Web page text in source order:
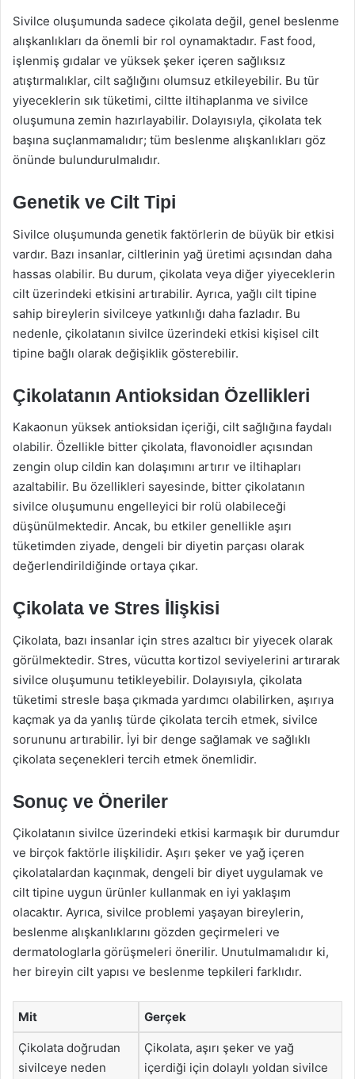
Sivilce oluşumunda sadece çikolata değil, genel beslenme
alışkanlıkları da önemli bir rol oynamaktadır. Fast food,
işlenmiş gıdalar ve yüksek şeker içeren sağlıksız
atıştırmalıklar, cilt sağlığını olumsuz etkileyebilir. Bu tür
yiyeceklerin sık tüketimi, ciltte iltihaplanma ve sivilce
oluşumuna zemin hazırlayabilir. Dolayısıyla, çikolata tek
başına suçlanmamalıdır; tüm beslenme alışkanlıkları göz
önünde bulundurulmalıdır.
Genetik ve Cilt Tipi
Sivilce oluşumunda genetik faktörlerin de büyük bir etkisi
vardır. Bazı insanlar, ciltlerinin yağ üretimi açısından daha
hassas olabilir. Bu durum, çikolata veya diğer yiyeceklerin
cilt üzerindeki etkisini artırabilir. Ayrıca, yağlı cilt tipine
sahip bireylerin sivilceye yatkınlığı daha fazladır. Bu
nedenle, çikolatanın sivilce üzerindeki etkisi kişisel cilt
tipine bağlı olarak değişiklik gösterebilir.
Çikolatanın Antioksidan Özellikleri
Kakaonun yüksek antioksidan içeriği, cilt sağlığına faydalı
olabilir. Özellikle bitter çikolata, flavonoidler açısından
zengin olup cildin kan dolaşımını artırır ve iltihapları
azaltabilir. Bu özellikleri sayesinde, bitter çikolatanın
sivilce oluşumunu engelleyici bir rolü olabileceği
düşünülmektedir. Ancak, bu etkiler genellikle aşırı
tüketimden ziyade, dengeli bir diyetin parçası olarak
değerlendirildiğinde ortaya çıkar.
Çikolata ve Stres İlişkisi
Çikolata, bazı insanlar için stres azaltıcı bir yiyecek olarak
görülmektedir. Stres, vücutta kortizol seviyelerini artırarak
sivilce oluşumunu tetikleyebilir. Dolayısıyla, çikolata
tüketimi stresle başa çıkmada yardımcı olabilirken, aşırıya
kaçmak ya da yanlış türde çikolata tercih etmek, sivilce
sorununu artırabilir. İyi bir denge sağlamak ve sağlıklı
çikolata seçenekleri tercih etmek önemlidir.
Sonuç ve Öneriler
Çikolatanın sivilce üzerindeki etkisi karmaşık bir durumdur
ve birçok faktörle ilişkilidir. Aşırı şeker ve yağ içeren
çikolatalardan kaçınmak, dengeli bir diyet uygulamak ve
cilt tipine uygun ürünler kullanmak en iyi yaklaşım
olacaktır. Ayrıca, sivilce problemi yaşayan bireylerin,
beslenme alışkanlıklarını gözden geçirmeleri ve
dermatologlarla görüşmeleri önerilir. Unutulmamalıdır ki,
her bireyin cilt yapısı ve beslenme tepkileri farklıdır.
Mit Gerçek
Çikolata doğrudan
sivilceye neden
Çikolata, aşırı şeker ve yağ
içerdiği için dolaylı yoldan sivilce